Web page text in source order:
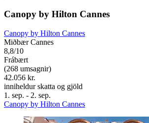
Canopy by Hilton Cannes
Canopy by Hilton Cannes
Miðbær Cannes
8,8/10
Frábært
(268 umsagnir)
42.056 kr.
inniheldur skatta og gjöld
1. sep. - 2. sep.
Canopy by Hilton Cannes